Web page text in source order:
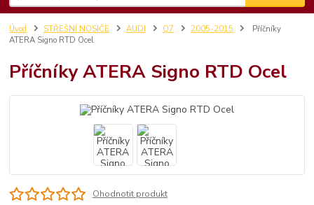
Úvod STŘEŠNÍ NOSIČE AUDI Q7 2005-2015
Příčníky
ATERA Signo RTD Ocel
Příčníky ATERA Signo RTD Ocel
Ohodnotit produkt